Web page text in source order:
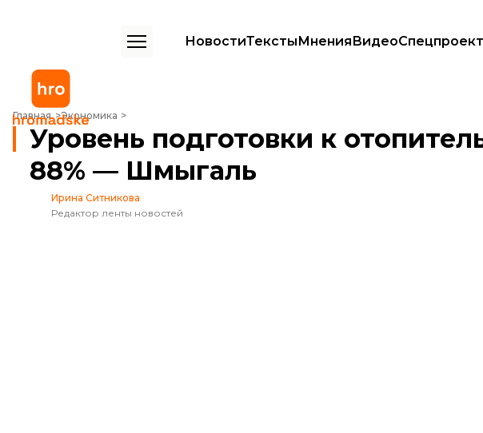
НовостиТекстыМненияВидео
Главная Экономика
Уровень подготовки к отопительному сезону составляет 88% — Шмыгаль
Уровень подготовки к
88% — Шмыгаль
Ирина Ситникова
Редактор ленты новостей